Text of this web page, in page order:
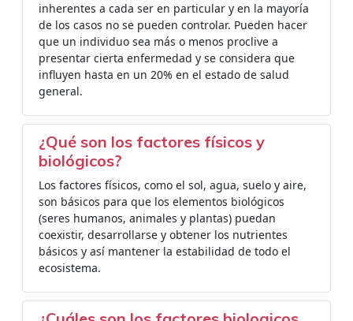
inherentes a cada ser en particular y en la mayoría
de los casos no se pueden controlar. Pueden hacer
que un individuo sea más o menos proclive a
presentar cierta enfermedad y se considera que
influyen hasta en un 20% en el estado de salud
general.
¿Qué son los factores físicos y
biológicos?
Los factores físicos, como el sol, agua, suelo y aire,
son básicos para que los elementos biológicos
(seres humanos, animales y plantas) puedan
coexistir, desarrollarse y obtener los nutrientes
básicos y así mantener la estabilidad de todo el
ecosistema.